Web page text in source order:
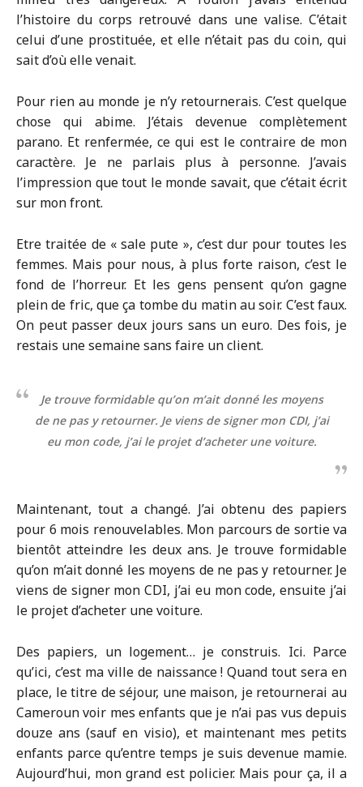
l’histoire du corps retrouvé dans une valise. C’était
celui d’une prostituée, et elle n’était pas du coin, qui
sait d’où elle venait.
Pour rien au monde je n’y retournerais. C’est quelque
chose qui abime. J’étais devenue complètement
parano. Et renfermée, ce qui est le contraire de mon
caractère. Je ne parlais plus à personne. J’avais
l’impression que tout le monde savait, que c’était écrit
sur mon front.
Etre traitée de « sale pute », c’est dur pour toutes les
femmes. Mais pour nous, à plus forte raison, c’est le
fond de l’horreur. Et les gens pensent qu’on gagne
plein de fric, que ça tombe du matin au soir. C’est faux.
On peut passer deux jours sans un euro. Des fois, je
restais une semaine sans faire un client.
Je trouve formidable qu’on m’ait donné les moyens
de ne pas y retourner. Je viens de signer mon CDI, j’ai
eu mon code, j’ai le projet d’acheter une voiture.
Maintenant, tout a changé. J’ai obtenu des papiers
pour 6 mois renouvelables. Mon parcours de sortie va
bientôt atteindre les deux ans. Je trouve formidable
qu’on m’ait donné les moyens de ne pas y retourner. Je
viens de signer mon CDI, j’ai eu mon code, ensuite j’ai
le projet d’acheter une voiture.
Des papiers, un logement… je construis. Ici. Parce
qu’ici, c’est ma ville de naissance ! Quand tout sera en
place, le titre de séjour, une maison, je retournerai au
Cameroun voir mes enfants que je n’ai pas vus depuis
douze ans (sauf en visio), et maintenant mes petits
enfants parce qu’entre temps je suis devenue mamie.
Aujourd’hui, mon grand est policier. Mais pour ça, il a